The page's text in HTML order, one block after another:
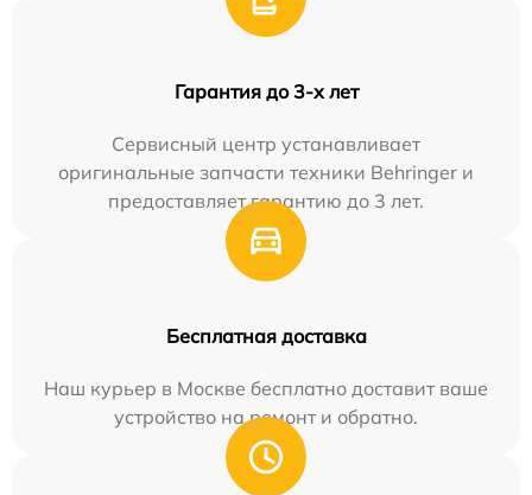
Гарантия до 3-х лет
Сервисный центр устанавливает
оригинальные запчасти техники Behringer и
предоставляет гарантию до 3 лет.
Бесплатная доставка
Наш курьер в Москве бесплатно доставит ваше
устройство на ремонт и обратно.